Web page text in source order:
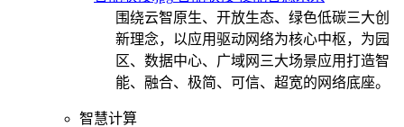
围绕云智原生、开放生态、绿色低碳三大创
新理念，以应用驱动网络为核心中枢，为园
区、数据中心、广域网三大场景应用打造智
能、融合、极简、可信、超宽的网络底座。
智慧计算